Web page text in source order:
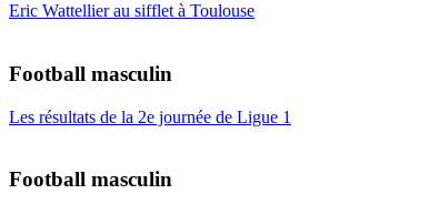
Eric Wattellier au sifflet à Toulouse
Football masculin
Les résultats de la 2e journée de Ligue 1
Football masculin